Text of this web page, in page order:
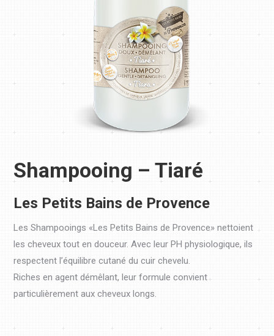
Shampooing – Tiaré
Les Petits Bains de Provence
Les Shampooings «Les Petits Bains de Provence» nettoient
les cheveux tout en douceur. Avec leur PH physiologique, ils
respectent l’équilibre cutané du cuir chevelu.
Riches en agent démêlant, leur formule convient
particulièrement aux cheveux longs.